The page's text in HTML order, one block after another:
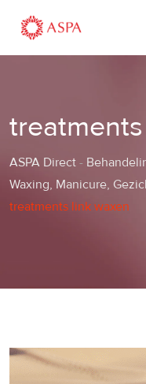
content
ASPA Direct -
Waxing, Manicure,
treatments link waxen